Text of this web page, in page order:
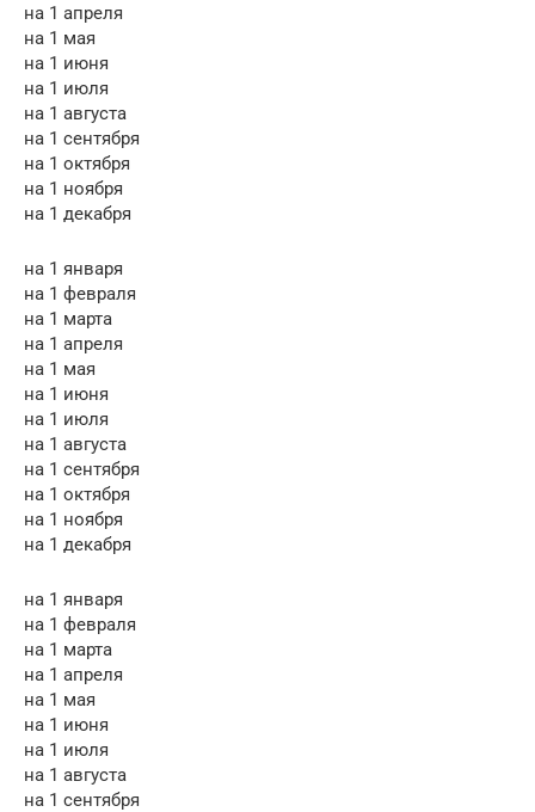
на 1 апреля
на 1 мая
на 1 июня
на 1 июля
на 1 августа
на 1 сентября
на 1 октября
на 1 ноября
на 1 декабря
на 1 января
на 1 февраля
на 1 марта
на 1 апреля
на 1 мая
на 1 июня
на 1 июля
на 1 августа
на 1 сентября
на 1 октября
на 1 ноября
на 1 декабря
на 1 января
на 1 февраля
на 1 марта
на 1 апреля
на 1 мая
на 1 июня
на 1 июля
на 1 августа
на 1 сентября